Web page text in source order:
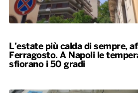
L’estate più calda di sempre,
Ferragosto. A Napoli le
sfiorano i 50 gradi